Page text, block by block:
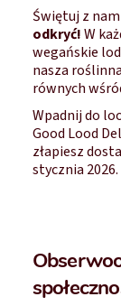
Świętuj z
odkryć!W
wegańskie
nasza
równych
Wpadnij do
Good Lood
złapiesz
stycznia 2026.